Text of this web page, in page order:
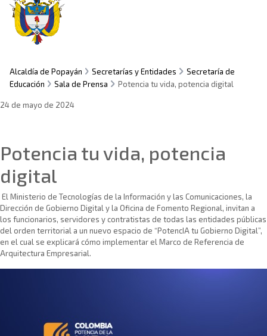
Alcaldía de Popayán Secretarías y Entidades
Secretaría de
Educación
Sala de Prensa Potencia tu vida, potencia digital
24 de mayo de 2024
Potencia tu vida, potencia
digital
El Ministerio de Tecnologías de la Información y las Comunicaciones, la
Dirección de Gobierno Digital y la Oficina de Fomento Regional, invitan a
los funcionarios, servidores y contratistas de todas las entidades públicas
del orden territorial a un nuevo espacio de “PotencIA tu Gobierno Digital”,
en el cual se explicará cómo implementar el Marco de Referencia de
Arquitectura Empresarial.